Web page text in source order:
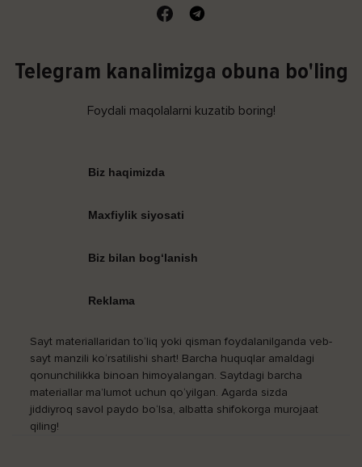
Telegram kanalimizga obuna bo'ling
Foydali maqolalarni kuzatib boring!
Biz haqimizda
Maxfiylik siyosati
Biz bilan bog‘lanish
Reklama
Sayt materiallaridan to‘liq yoki qisman foydalanilganda veb-
sayt manzili ko‘rsatilishi shart! Barcha huquqlar amaldagi
qonunchilikka binoan himoyalangan. Saytdagi barcha
materiallar ma’lumot uchun qo‘yilgan. Agarda sizda
jiddiyroq savol paydo bo‘lsa, albatta shifokorga murojaat
qiling!